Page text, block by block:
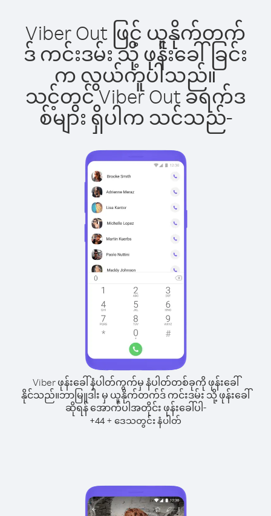
Viber Out ဖြင့် ယူနိုက်တက်
ဒ် ကင်းဒမ်း သို့ ဖုန်းခေါ်ခြင်း
က လွယ်ကူပါသည်။
သင့်တွင် Viber Out ခရက်ဒ
စ်များ ရှိပါက သင်သည်-
Viber ဖုန်းခေါ်နံပါတ်ကွက်မှ နံပါတ်တစ်ခုကို ဖုန်းခေါ်
နိုင်သည်။ဘာမြူဒါး မှ ယူနိုက်တက်ဒ် ကင်းဒမ်း သို့ ဖုန်းခေါ်
ဆိုရန် အောက်ပါအတိုင်း ဖုန်းခေါ်ပါ-
+44 + ဒေသတွင်း နံပါတ်